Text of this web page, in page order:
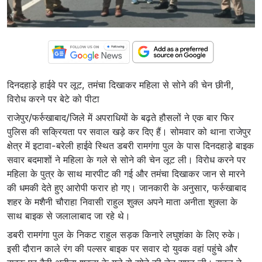
दिनदहाड़े हाईवे पर लूट, तमंचा दिखाकर महिला से सोने की चेन छीनी,
विरोध करने पर बेटे को पीटा
राजेपुर/फर्रुखाबाद/जिले में अपराधियों के बढ़ते हौसलों ने एक बार फिर
पुलिस की सक्रियता पर सवाल खड़े कर दिए हैं। सोमवार को थाना राजेपुर
क्षेत्र में इटावा-बरेली हाईवे स्थित डबरी रामगंगा पुल के पास दिनदहाड़े बाइक
सवार बदमाशों ने महिला के गले से सोने की चेन लूट ली। विरोध करने पर
महिला के पुत्र के साथ मारपीट की गई और तमंचा दिखाकर जान से मारने
की धमकी देते हुए आरोपी फरार हो गए। जानकारी के अनुसार, फर्रुखाबाद
शहर के मशैनी चौराहा निवासी राहुल शुक्ल अपने माता अनीता शुक्ला के
साथ बाइक से जलालाबाद जा रहे थे।
डबरी रामगंगा पुल के निकट राहुल सड़क किनारे लघुशंका के लिए रुके।
इसी दौरान काले रंग की पल्सर बाइक पर सवार दो युवक वहां पहुंचे और